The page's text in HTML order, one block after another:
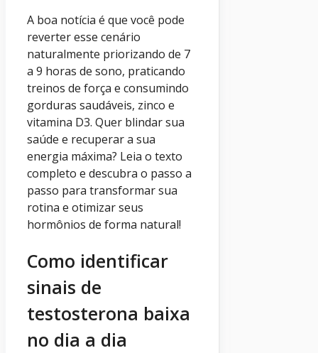
A boa notícia é que você pode
reverter esse cenário
naturalmente priorizando de 7
a 9 horas de sono, praticando
treinos de força e consumindo
gorduras saudáveis, zinco e
vitamina D3. Quer blindar sua
saúde e recuperar a sua
energia máxima? Leia o texto
completo e descubra o passo a
passo para transformar sua
rotina e otimizar seus
hormônios de forma natural!
Como identificar
sinais de
testosterona baixa
no dia a dia